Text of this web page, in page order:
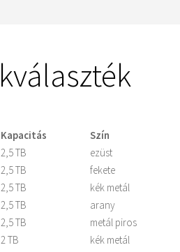
Kapacitás
Szín
2,5 TB
ezüst
2,5 TB
fekete
2,5 TB
kék metál
2,5 TB
arany
2,5 TB
metál piros
2 TB
kék metál